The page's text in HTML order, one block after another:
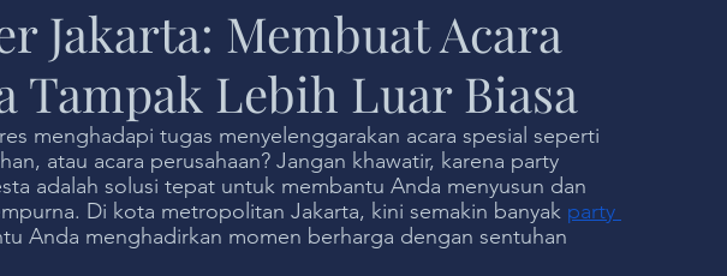
Jakarta: Membuat Acara
Tampak Lebih Luar Biasa
menghadapi tugas menyelenggarakan acara spesial seperti
atau acara perusahaan? Jangan khawatir, karena party
adalah solusi tepat untuk membantu Anda menyusun dan
Di kota metropolitan Jakarta, kini semakin banyak party
Anda menghadirkan momen berharga dengan sentuhan